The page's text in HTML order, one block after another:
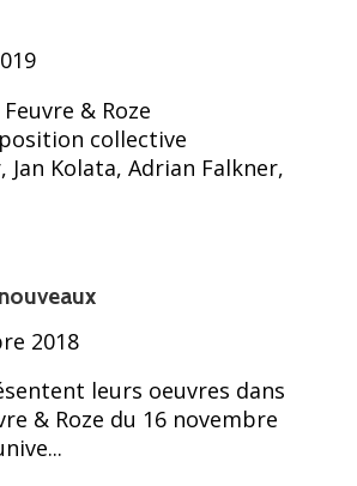
& Roze
collective
Kolata, Adrian Falkner,
2018
leurs oeuvres dans
& Roze du 16 novembre